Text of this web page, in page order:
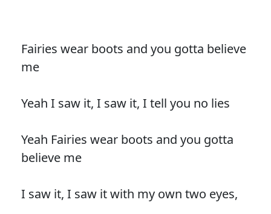
Fairies wear boots and you gotta believe
me
Yeah I saw it, I saw it, I tell you no lies
Yeah Fairies wear boots and you gotta
believe me
I saw it, I saw it with my own two eyes,